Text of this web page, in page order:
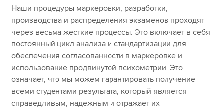
Наши процедуры маркеровки, разработки,
производства и распределения экзаменов проходят
через весьма жесткие процессы. Это включает в себя
постоянный цикл анализа и стандартизации для
обеспечения согласованности в маркеровке и
использование продвинутой психометрии. Это
означает, что мы можем гарантировать получение
всеми студентами результата, который является
справедливым, надежным и отражает их